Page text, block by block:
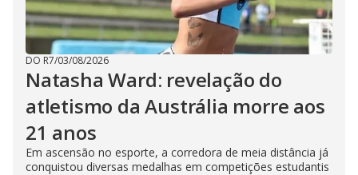
DO R7/03/08/2026
Natasha Ward: revelação do
atletismo da Austrália morre aos
21 anos
Em ascensão no esporte, a corredora de meia distância já
conquistou diversas medalhas em competições estudantis